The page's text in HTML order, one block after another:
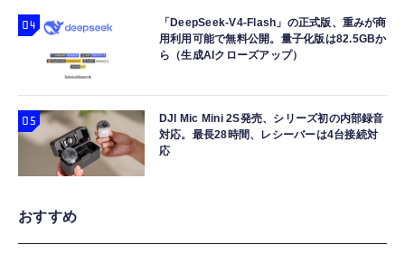
「DeepSeek-V4-Flash」の正式版、重みが商
用利用可能で無料公開。量子化版は82.5GBか
ら（生成AIクローズアップ）
DJI Mic Mini 2S発売、シリーズ初の内部録音
対応。最長28時間、レシーバーは4台接続対
応
おすすめ